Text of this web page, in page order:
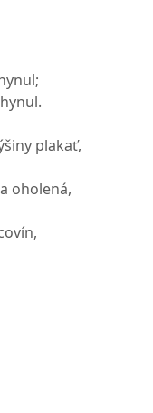
plakať,
oholená,